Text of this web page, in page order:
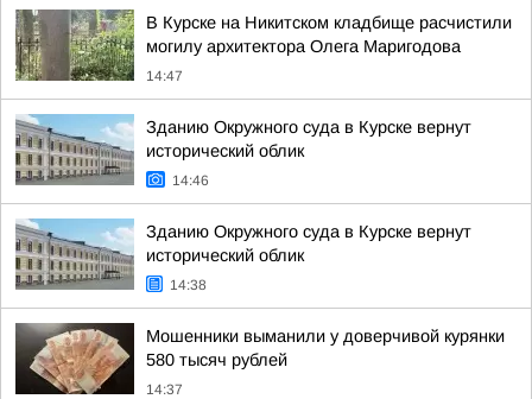
В Курске на Никитском кладбище расчистили
могилу архитектора Олега Маригодова
14:47
Зданию Окружного суда в Курске вернут
исторический облик
14:46
Зданию Окружного суда в Курске вернут
исторический облик
14:38
Мошенники выманили у доверчивой курянки
580 тысяч рублей
14:37